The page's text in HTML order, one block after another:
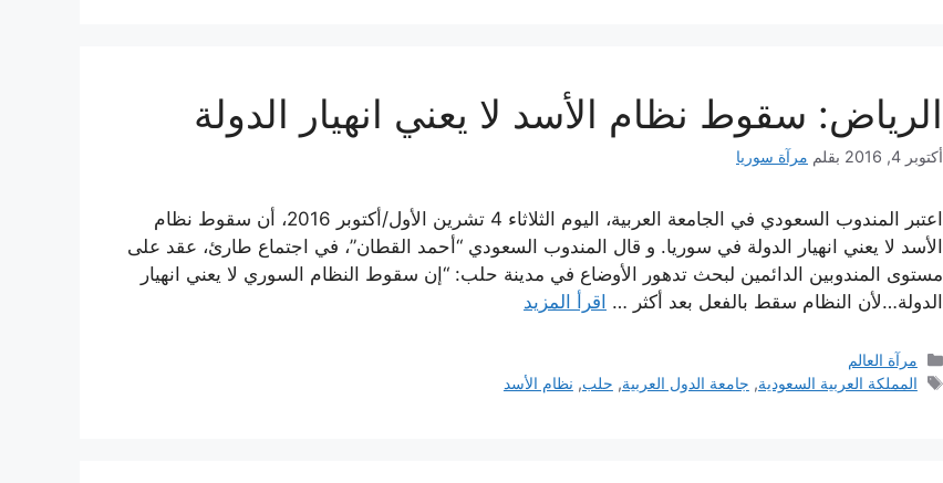
الرياض: سقوط نظام الأسد لا يعني انهيار الدولة
أكتوبر 4, 2016 بقلم مرآة سوريا
اعتبر المندوب السعودي في الجامعة العربية، اليوم الثلاثاء 4 تشرين الأول/أكتوبر 2016، أن سقوط نظام
الأسد لا يعني انهيار الدولة في سوريا. و قال المندوب السعودي “أحمد القطان”، في اجتماع طارئ، عقد على
مستوى المندوبين الدائمين لبحث تدهور الأوضاع في مدينة حلب: “إن سقوط النظام السوري لا يعني انهيار
الدولة…لأن النظام سقط بالفعل بعد أكثر … اقرأ المزيد
التصنيفات
مرآة العالم
الوسوم
المملكة العربية السعودية, جامعة الدول العربية, حلب, نظام الأسد